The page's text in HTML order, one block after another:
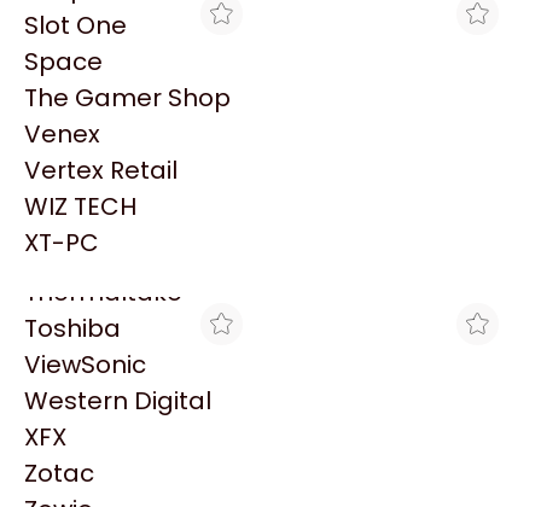
Redragon
Samsung
Sandisk
Sapphire
Seagate
Sentey
Solarmax
Thermaltake
Toshiba
ViewSonic
Western Digital
XFX
Zotac
Slot One
Space
The Gamer Shop
Venex
Vertex Retail
WIZ TECH
XT-PC
CLICK GAMING
HD 20TB SEAGATE
256MB NAS
$1.758.000